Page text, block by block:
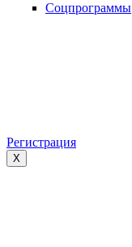
Соцпрограммы
Регистрация
X